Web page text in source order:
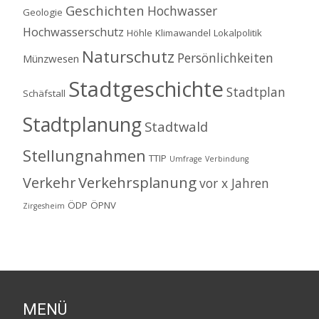
Geologie Geschichten Hochwasser
Hochwasserschutz Höhle Klimawandel Lokalpolitik
Münzwesen Naturschutz Persönlichkeiten
Schäfstall Stadtgeschichte Stadtplan
Stadtplanung Stadtwald
Stellungnahmen TTIP Umfrage Verbindung
VerkehrVerkehrsplanungvor x Jahren
Zirgesheim ÖDP ÖPNV
MENÜ